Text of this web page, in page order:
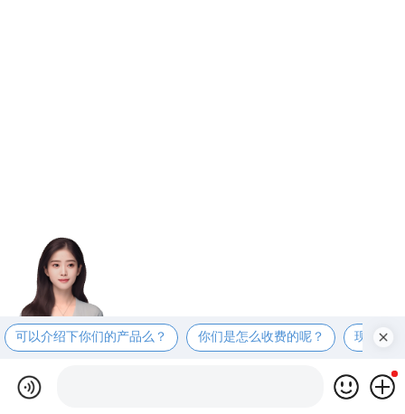
可以介绍下你们的产品么？ 你们是怎么收费的呢？ 现在有